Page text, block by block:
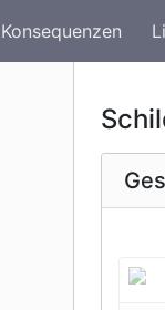
Konsequenzen